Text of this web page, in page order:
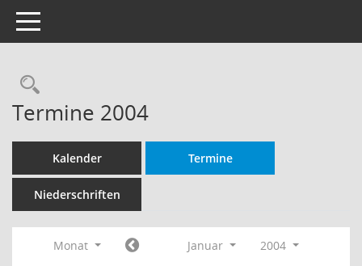
Toggle navigation
Rechercheauswahl
Termine 2004
Kalender Termine
Niederschriften
Monat Januar
2004